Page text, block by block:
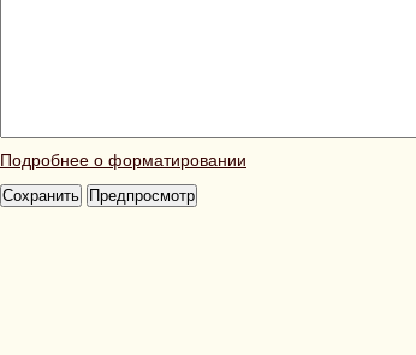
Подробнее о форматировании